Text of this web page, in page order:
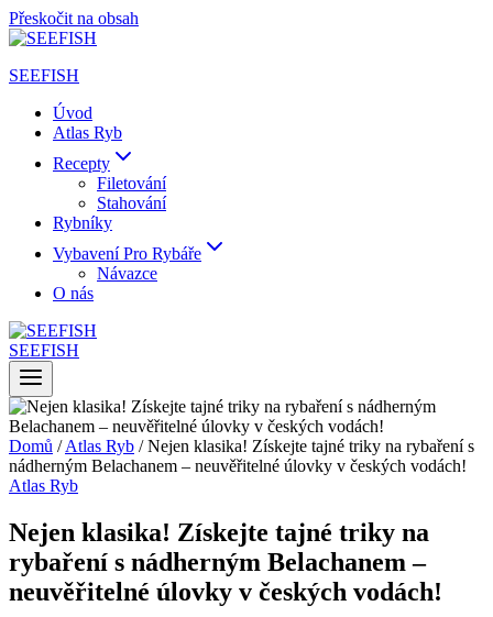
Přeskočit na obsah
SEEFISH
Úvod
Atlas Ryb
Recepty
Filetování
Stahování
Rybníky
Vybavení Pro Rybáře
Návazce
O nás
SEEFISH
Domů / Atlas Ryb / Nejen klasika! Získejte tajné triky na rybaření s
nádherným Belachanem – neuvěřitelné úlovky v českých vodách!
Atlas Ryb
Nejen klasika! Získejte tajné triky na
rybaření s nádherným Belachanem –
neuvěřitelné úlovky v českých vodách!